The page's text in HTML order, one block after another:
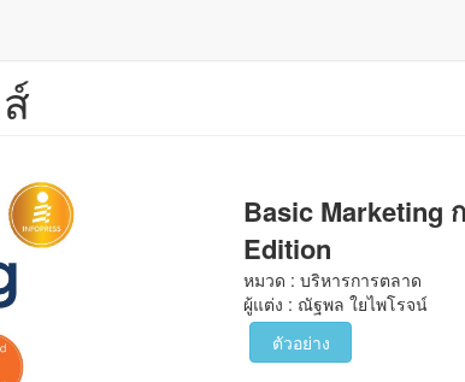
Basic Marketing
Edition
หมวด : บริหารการตลาด
ผู้แต่ง : ณัฐพล ใยไพโรจน์
ตัวอย่าง